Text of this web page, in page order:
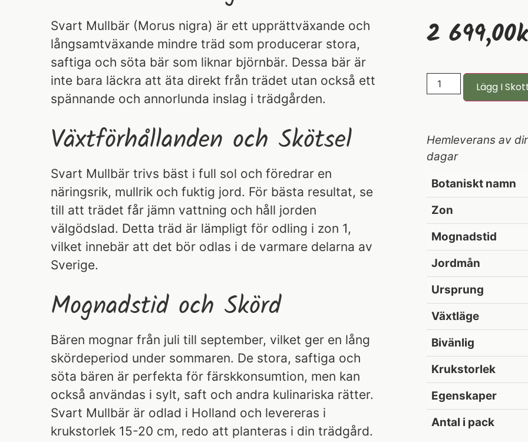
Svart Mullbär (Morus nigra) är ett upprättväxande och
långsamtväxande mindre träd som producerar stora,
saftiga och söta bär som liknar björnbär. Dessa bär är
inte bara läckra att äta direkt från trädet utan också ett
spännande och annorlunda inslag i trädgården.
Växtförhållanden och Skötsel
Svart Mullbär trivs bäst i full sol och föredrar en
näringsrik, mullrik och fuktig jord. För bästa resultat, se
till att trädet får jämn vattning och håll jorden
välgödslad. Detta träd är lämpligt för odling i zon 1,
vilket innebär att det bör odlas i de varmare delarna av
Sverige.
Mognadstid och Skörd
Bären mognar från juli till september, vilket ger en lång
skördeperiod under sommaren. De stora, saftiga och
söta bären är perfekta för färskkonsumtion, men kan
också användas i sylt, saft och andra kulinariska rätter.
Svart Mullbär är odlad i Holland och levereras i
krukstorlek 15-20 cm, redo att planteras i din trädgård.
2 699,00
Lägg I
Hemleverans av
dagar
Botaniskt namn
Zon
Mognadstid
Jordmån
Ursprung
Växtläge
Bivänlig
Krukstorlek
Egenskaper
Antal i pack